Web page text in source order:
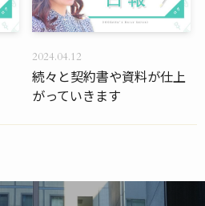
続々と契約書や資料が仕上
がっていきます
2024.04.12